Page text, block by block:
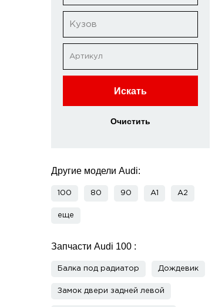
Кузов
Искать
Очистить
Другие модели Audi:
100 80 90 A1 A2
еще
Запчасти Audi 100 :
Балка под радиатор Дождевик
Замок двери задней левой